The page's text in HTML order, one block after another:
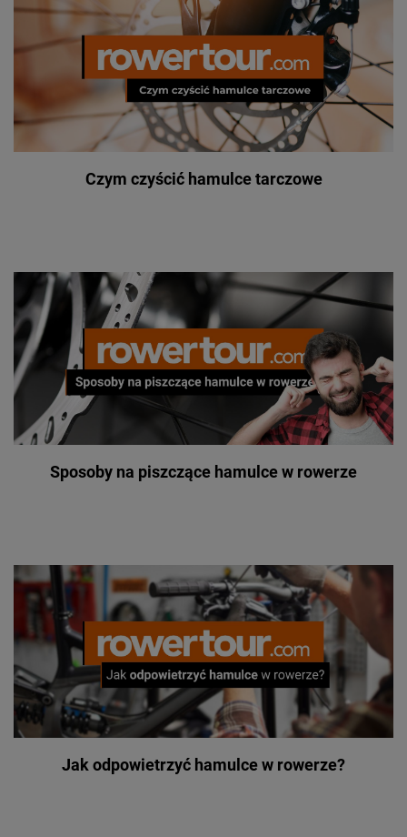
Czym czyścić hamulce tarczowe
Sposoby na piszczące hamulce w rowerze
Jak odpowietrzyć hamulce w rowerze?